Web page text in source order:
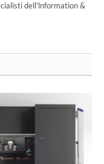
dell'lnformation &